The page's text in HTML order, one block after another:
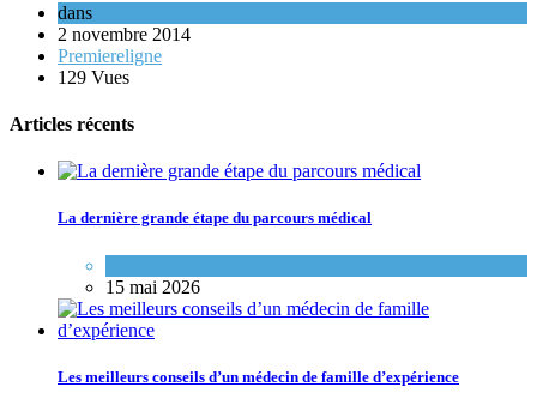
dans
2 novembre 2014
Premiereligne
129 Vues
Articles récents
La dernière grande étape du parcours médical
15 mai 2026
Les meilleurs conseils d’un médecin de famille d’expérience